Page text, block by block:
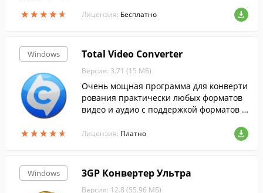
★★★★★
★★★★★
иксов.
Лицензия: Бесплатно
Windows
★★★★★
★★★★★
Total Video Converter
Версия: 3.71 (15 МБ)
Очень мощная программа для конверти
рования практически любых форматов
видео и аудио с поддержкой форматов д
Лицензия: Платно
Windows 3GP Конвертер Ультра
Версия: 12.8 (55.96 МБ)